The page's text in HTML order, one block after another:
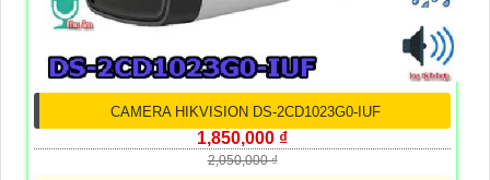
CAMERA HIKVISION DS-2CD1023G0-IUF
1,850,000 ₫
2,050,000 ₫